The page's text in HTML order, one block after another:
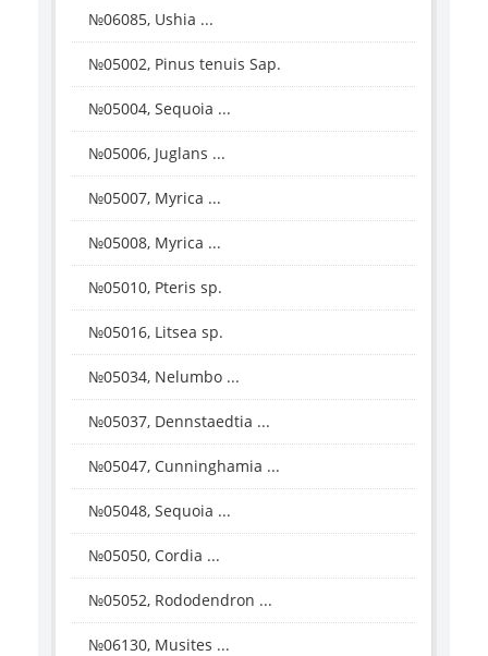
№06085, Ushia ...
№05002, Pinus tenuis Sap.
№05004, Sequoia ...
№05006, Juglans ...
№05007, Myrica ...
№05008, Myrica ...
№05010, Pteris sp.
№05016, Litsea sp.
№05034, Nelumbo ...
№05037, Dennstaedtia ...
№05047, Cunninghamia ...
№05048, Sequoia ...
№05050, Cordia ...
№05052, Rododendron ...
№06130, Musites ...